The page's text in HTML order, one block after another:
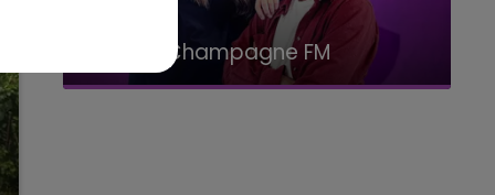
LA POP MACHINE - CHAMPAGNE FM